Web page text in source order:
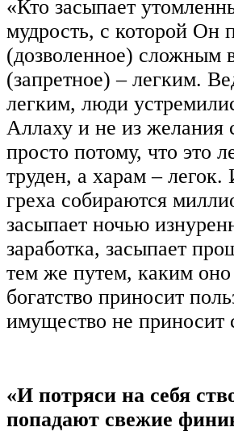
«Кто засыпает
мудрость, с которой Он
(дозволенное) сложным
(запретное) – легким.
легким, люди
Аллаху и не из желания
просто потому, что это
труден, а харам –
греха собираются
засыпает ночью
заработка, засыпает
тем же путем, каким
богатство приносит
имущество не приносит
«И потряси на себя
попадают свежие